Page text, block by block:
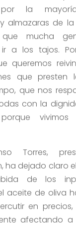
por la
almazaras de
mucha
a los tajos.
queremos
que presten
que nos
con la
porque
Torres,
ha dejado claro
de los
aceite de oliva
en
afectando a